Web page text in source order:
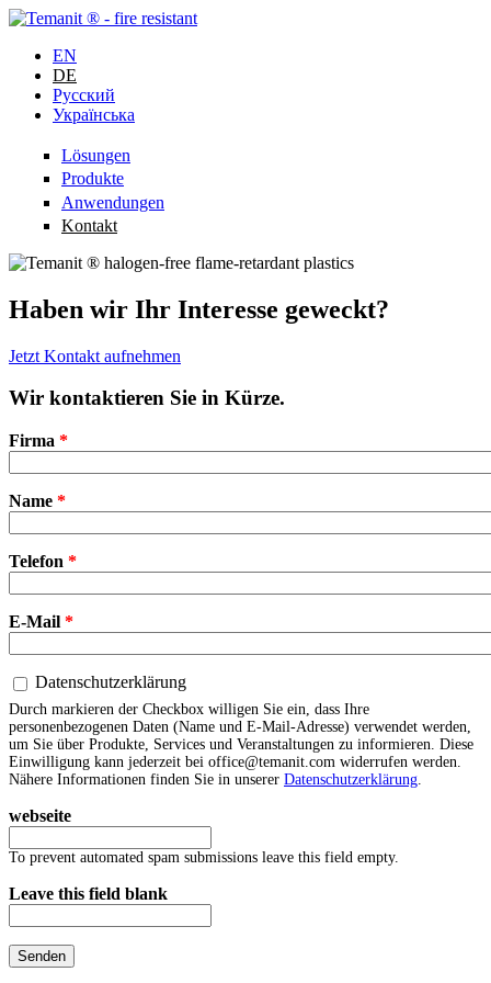
EN
DE
Русский
Українська
Lösungen
Produkte
Anwendungen
Kontakt
Haben wir Ihr Interesse geweckt?
Jetzt Kontakt aufnehmen
Wir kontaktieren Sie in Kürze.
Firma *
Name *
Telefon *
E-Mail *
Datenschutzerklärung*
Datenschutzerklärung
Durch markieren der Checkbox willigen Sie ein, dass Ihre
personenbezogenen Daten (Name und E-Mail-Adresse) verwendet werden,
um Sie über Produkte, Services und Veranstaltungen zu informieren. Diese
Einwilligung kann jederzeit bei office@temanit.com widerrufen werden.
Nähere Informationen finden Sie in unserer Datenschutzerklärung.
webseite
To prevent automated spam submissions leave this field empty.
Leave this field blank